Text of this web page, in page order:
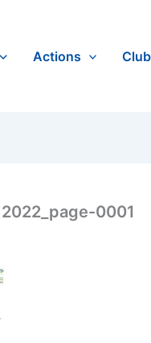
Actions
0001